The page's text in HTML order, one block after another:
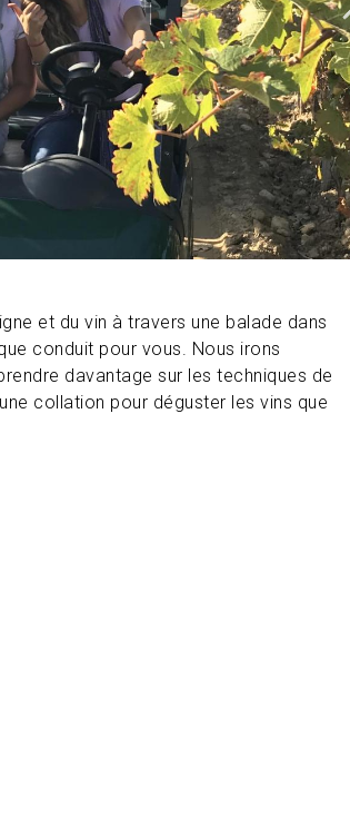
et du vin à travers une balade dans
conduit pour vous. Nous irons
davantage sur les techniques de
collation pour déguster les vins que